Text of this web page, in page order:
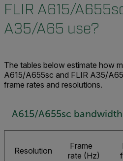
FLIR A615/
A35/A65 use?
The tables below estimate how
A615/A655sc and FLIR A35/
frame rates and resolutions.
A615/A655sc bandwidth
Resolution
Frame
rate (Hz)